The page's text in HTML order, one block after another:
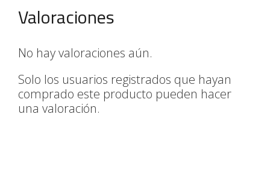
Valoraciones
No hay valoraciones aún.
Solo los usuarios registrados que hayan
comprado este producto pueden hacer
una valoración.